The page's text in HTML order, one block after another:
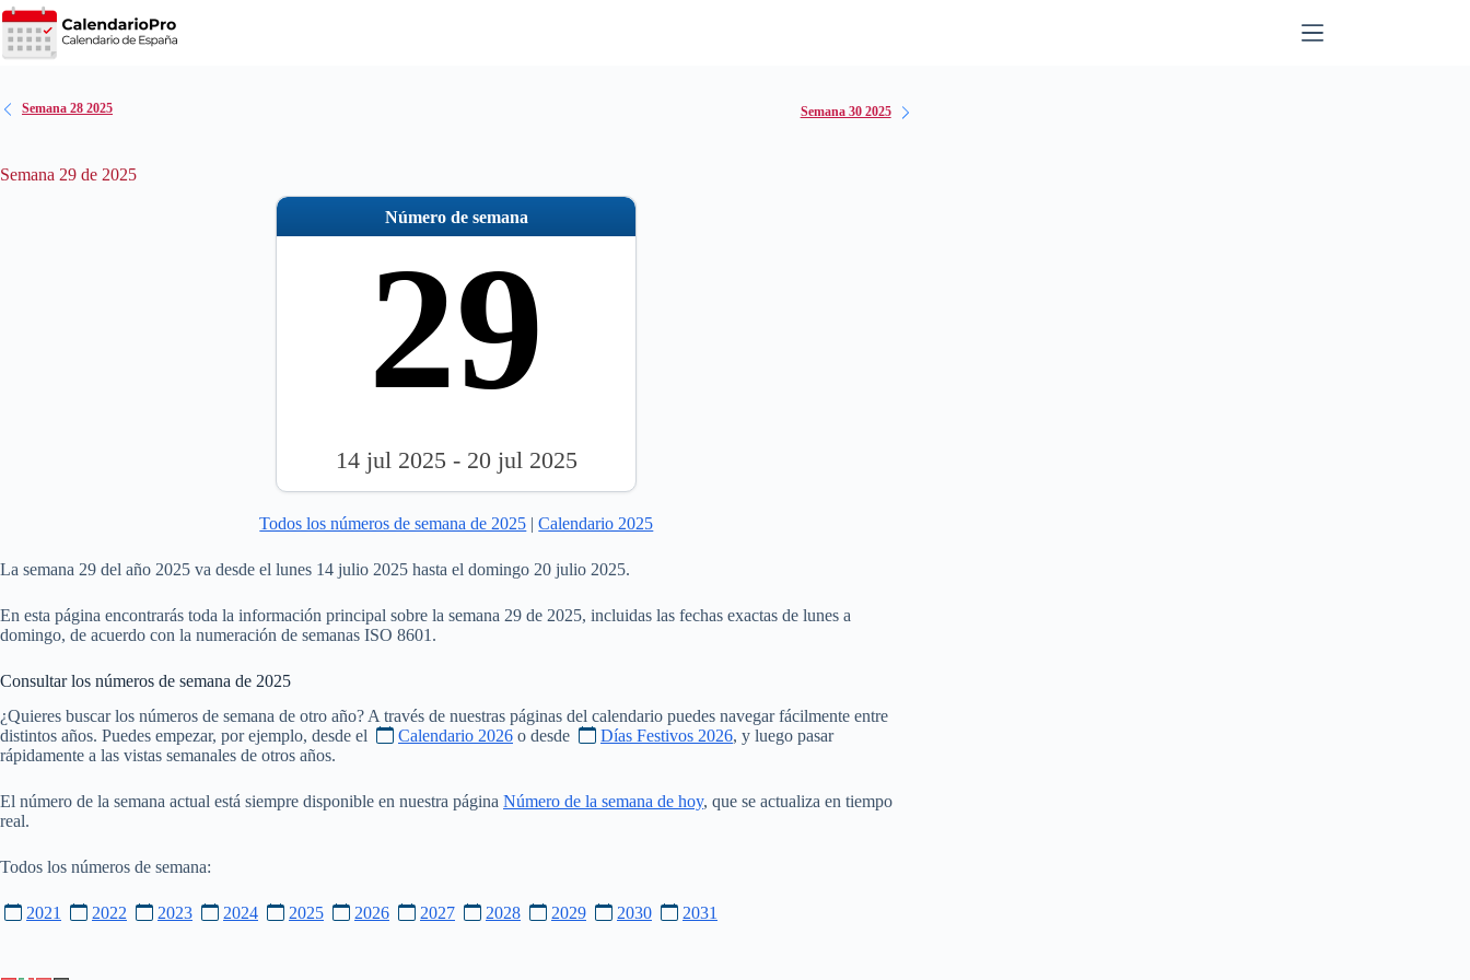
Saltar
al
contenido
Semana 28 2025 Semana 30 2025
Semana 29 de 2025
Número de semana
29
14 jul 2025 - 20 jul 2025
Todos los números de semana de 2025 |Calendario 2025
La semana 29 del año 2025 va desde el lunes 14 julio 2025 hasta el domingo 20 julio 2025.
En esta página encontrarás toda la información principal sobre la semana 29 de 2025, incluidas las fechas exactas de lunes a
domingo, de acuerdo con la numeración de semanas ISO 8601.
Consultar los números de semana de 2025
¿Quieres buscar los números de semana de otro año? A través de nuestras páginas del calendario puedes navegar fácilmente entre
distintos años. Puedes empezar, por ejemplo, desde el
Calendario 2026 o desde Días Festivos 2026, y luego pasar
rápidamente a las vistas semanales de otros años.
El número de la semana actual está siempre disponible en nuestra página Número de la semana de hoy, que se actualiza en tiempo
real.
Todos los números de semana:
2021 2022 2023 2024 2025 2026 2027 2028 2029 2030 2031